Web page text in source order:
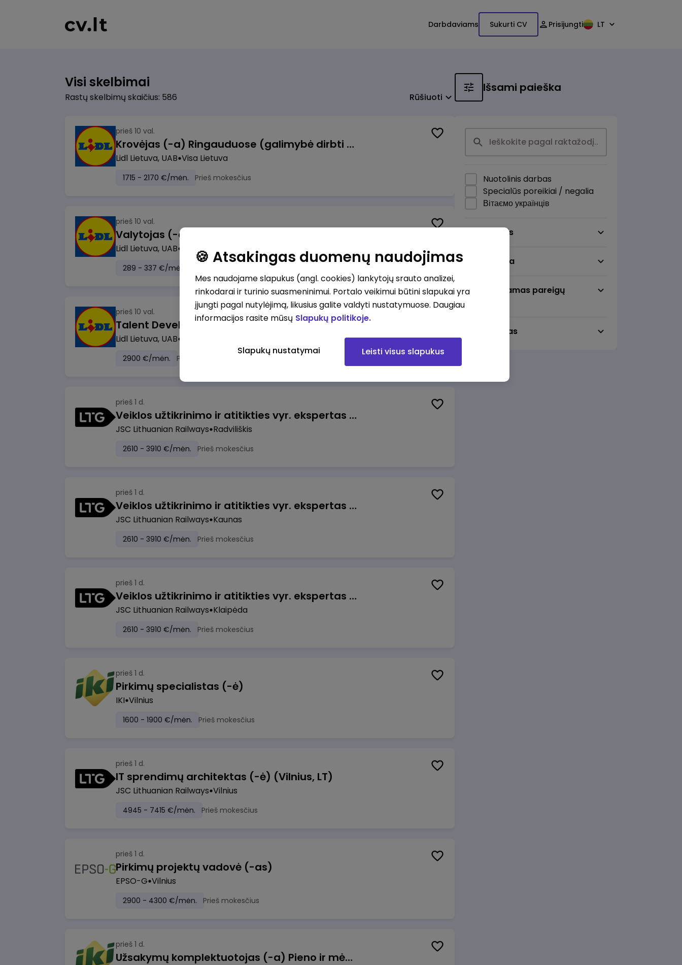
Darbdaviams Sukurti CV Prisijungti LT
Visi skelbimai
Rastų skelbimų skaičius: 586 Rūšiuoti
prieš 10 val.
Krovėjas (-a) Ringauduose (galimybė dirbti nepilnu etatu)
Lidl Lietuva, UAB Visa Lietuva
1715 - 2170 €/mėn. Prieš mokesčius
prieš 10 val.
Lidl Lietuva, UAB Marijampolė
289 - 337 €/mėn.
prieš 10 val.
Talent Development Project Manager (fixed term - 1.5 years)
Lidl Lietuva, UAB
2900 €/mėn. Prieš mokesčius
prieš 1 d.
Veiklos užtikrinimo ir atitikties vyr. ekspertas (-ė) (Radviliškis) (Radviliškis, LT)
JSC Lithuanian Railways Radviliškis
2610 - 3910 €/mėn. Prieš mokesčius
prieš 1 d.
Veiklos užtikrinimo ir atitikties vyr. ekspertas (-ė) (Kaunas) (Kaunas, LT)
JSC Lithuanian Railways Kaunas
2610 - 3910 €/mėn. Prieš mokesčius
prieš 1 d.
Veiklos užtikrinimo ir atitikties vyr. ekspertas (-ė) (Klaipėda) (Klaipėda, LT)
JSC Lithuanian Railways Klaipėda
2610 - 3910 €/mėn. Prieš mokesčius
prieš 1 d.
Pirkimų specialistas (-ė)
IKI Vilnius
1600 - 1900 €/mėn. Prieš mokesčius
prieš 1 d.
IT sprendimų architektas (-ė) (Vilnius, LT)
JSC Lithuanian Railways Vilnius
4945 - 7415 €/mėn. Prieš mokesčius
prieš 1 d.
Pirkimų projektų vadovė (-as)
EPSO-G Vilnius
2900 - 4300 €/mėn. Prieš mokesčius
prieš 1 d.
Užsakymų komplektuotojas (-a) Pieno ir mėsos sandėlyje
Išsami paieška
Nuotolinis darbas
Specialūs poreikiai / negalia
Вітаємо українців
Darbo sritis
Darbo vieta
Pageidaujamas pareigų
Darbo laikas
🍪 Atsakingas duomenų naudojimas
Mes naudojame slapukus (angl. cookies) lankytojų srauto analizei,
rinkodarai ir turinio suasmeninimui. Portalo veikimui būtini slapukai yra
įjungti pagal nutylėjimą, likusius galite valdyti nustatymuose. Daugiau
informacijos rasite mūsų Slapukų politikoje.
Slapukų nustatymai Leisti visus slapukus